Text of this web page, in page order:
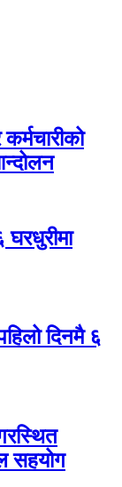
दिनमै ६
सहयोग